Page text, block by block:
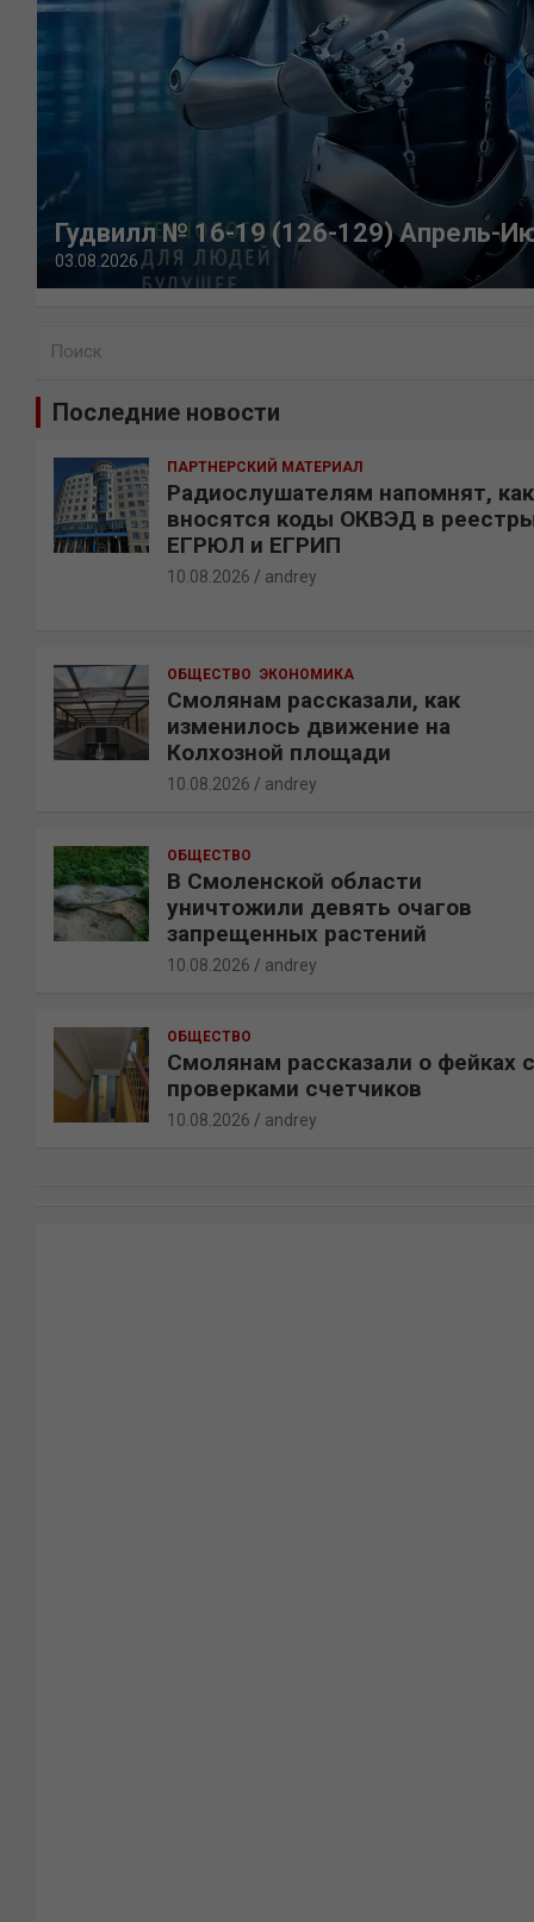
Гудвилл № 16-19 (126-129) Апрель-
03.08.2026
Последние новости
ПАРТНЕРСКИЙ МАТЕРИАЛ
Радиослушателям напомнят, как
вносятся коды ОКВЭД в
ЕГРЮЛ и ЕГРИП
10.08.2026 andrey
ОБЩЕСТВО ЭКОНОМИКА
Смолянам рассказали, как
изменилось движение на
Колхозной площади
10.08.2026 andrey
ОБЩЕСТВО
В Смоленской области
уничтожили девять очагов
запрещенных растений
10.08.2026 andrey
ОБЩЕСТВО
Смолянам рассказали о фейках с
проверками счетчиков
10.08.2026 andrey